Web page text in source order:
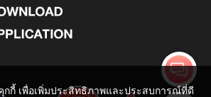
กกี้ เพื่อเพิ่มประสิทธิภาพและประสบการณ์ที่ดี